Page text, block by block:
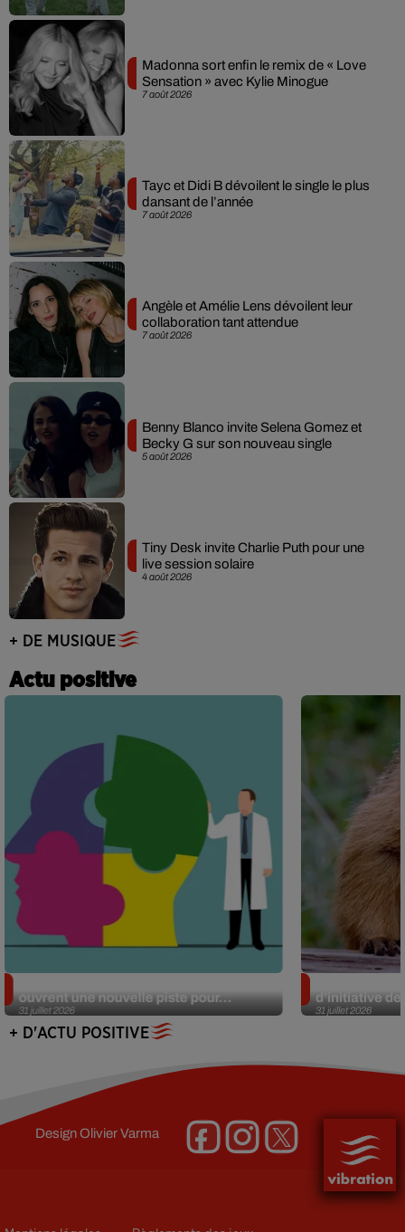
7 août 2026
Madonna sort enfin le remix de « Love
Sensation » avec Kylie Minogue
7 août 2026
Tayc et Didi B dévoilent le single le plus
dansant de l’année
7 août 2026
Angèle et Amélie Lens dévoilent leur
collaboration tant attendue
5 août 2026
Benny Blanco invite Selena Gomez et
Becky G sur son nouveau single
4 août 2026
Tiny Desk invite Charlie Puth pour une
live session solaire
+ DE MUSIQUE
Actu positive
31 juillet 2026
ouvrent une nouvelle piste pour...
31 juillet 2026
d’initiative
+ D'ACTU POSITIVE
DesignOlivier Varma